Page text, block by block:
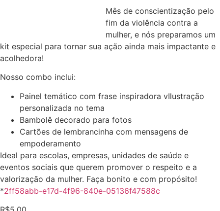
Mês de conscientização pelo
fim da violência contra a
mulher, e nós preparamos um
kit especial para tornar sua ação ainda mais impactante e
acolhedora!
Nosso combo inclui:
Painel temático com frase inspiradora vIlustração
personalizada no tema
Bambolê decorado para fotos
Cartões de lembrancinha com mensagens de
empoderamento
Ideal para escolas, empresas, unidades de saúde e
eventos sociais que querem promover o respeito e a
valorização da mulher. Faça bonito e com propósito!
*2ff58abb-e17d-4f96-840e-05136f47588c